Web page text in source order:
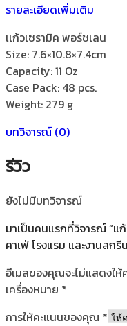
A061
สำหรับ
คาเฟ่
โรงแรม
และ
งาน
โลโก้
รายละเอียดเพิ่มเติม
เเก้วเซรามิค พอร์ชเลน
Size: 7.6×10.8×7.4cm
Capacity: 11 Oz
Case Pack: 48 pcs.
Weight: 279 g
บทวิจารณ์ (0)
รีวิว
ยังไม่มีบทวิจารณ์
มาเป็นคนแรกที่วิจารณ์ “แ
คาเฟ่ โรงแรม และงานสกรี
อีเมลของคุณจะไม่แสดงให้
เครื่องหมาย *
การให้คะแนนของคุณ *